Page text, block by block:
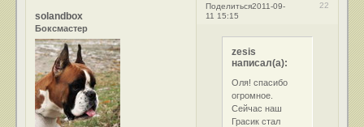
Поделиться 22
2011-09-
11 15:15
solandbox
Боксмастер
zesis
написал(а):
Оля! спасибо
огромное.
Сейчас наш
Грасик стал